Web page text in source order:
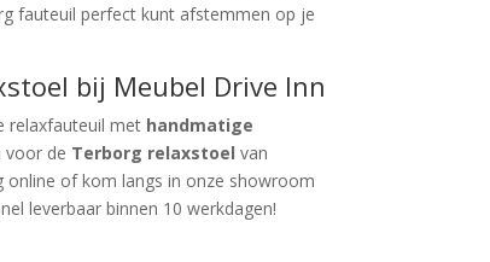
fauteuil perfect kunt afstemmen op je
bij Meubel Drive Inn
relaxfauteuil met handmatige
voor de Terborg relaxstoel van
online of kom langs in onze showroom
leverbaar binnen 10 werkdagen!